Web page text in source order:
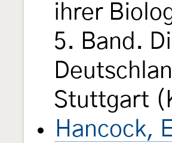
ihrer
5. Band.
Stuttgart
Hancock,